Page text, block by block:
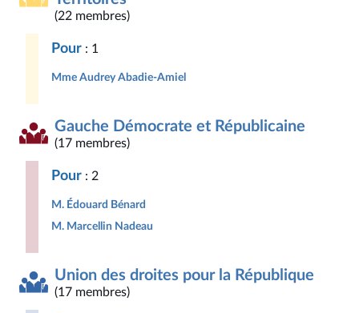
(22 membres)
Pour : 1
Mme Audrey Abadie-Amiel
Gauche Démocrate et Républicaine
(17 membres)
Pour : 2
M. Édouard Bénard
M. Marcellin Nadeau
Union des droites pour la République
(17 membres)